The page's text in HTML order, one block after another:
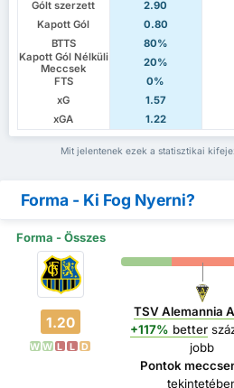
Gólt szerzett
2.90
Kapott Gól
0.80
BTTS
80%
Kapott Gól Nélküli
Meccsek
20%
FTS
0%
xG
1.57
xGA
1.22
Mit jelentenek ezek a statisztikai
Forma - Ki Fog Nyerni?
Forma - Összes
1.20
W W L L D
TSV Alemannia
+117% better
jobb
Pontok